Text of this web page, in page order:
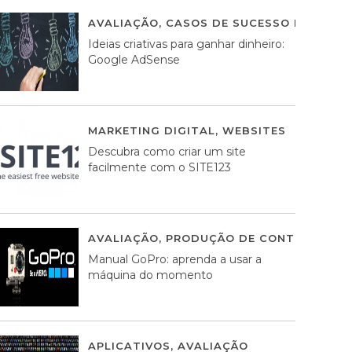
AVALIAÇÃO, CASOS DE SUCESSO DE
Ideias criativas para ganhar dinheiro:
Google AdSense
MARKETING DIGITAL, WEBSITES
Descubra como criar um site
facilmente com o SITE123
AVALIAÇÃO, PRODUÇÃO DE CONTEÚDOS
Manual GoPro: aprenda a usar a
máquina do momento
APLICATIVOS, AVALIAÇÃO